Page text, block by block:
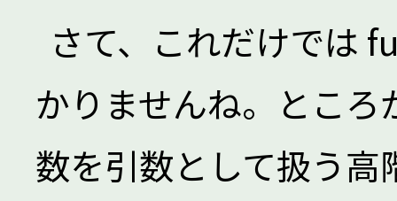
さて、これだけでは
かりませんね。とこ
数を引数として扱う